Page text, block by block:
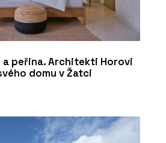
a peřina. Architekti Horovi
domu v Žatci